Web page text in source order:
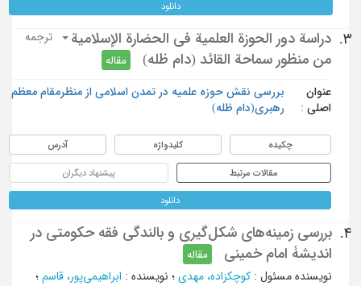
دانلود
3.
دراسة دور الحوزة العلمية في الحضارة الإسلامية
من منظور سماحة القائد (دام ظله)
مقاله
ترجمه
عنوان
اصلی :
بررسی نقش حوزه علمیه در تمدن اسلامی از منظرمقام معظم
رهبری(دام ظله)
چکیده کلیدواژه آدرس
مقالات مرتبط پیشنهاد دیگران
دانلود
4.
بررسی زمینه‌های شکل‌گیری و بالندگی فقه حکومتی در
اندیشۀ امام خمینی
مقاله
نویسنده مسئول : کوچکزاده، مهدی؛ نویسنده: ابراهیمی‌پور، قاسم؛